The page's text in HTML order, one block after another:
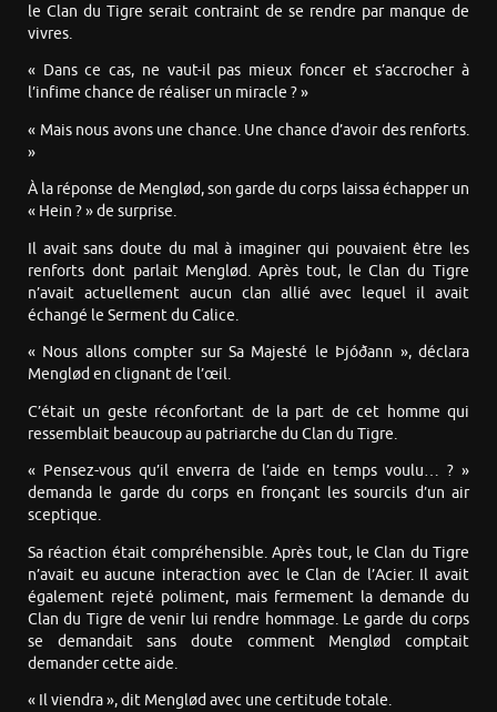
le Clan du Tigre serait contraint de se rendre par manque de
vivres.
« Dans ce cas, ne vaut-il pas mieux foncer et s’accrocher à
l’infime chance de réaliser un miracle ? »
« Mais nous avons une chance. Une chance d’avoir des renforts.
»
À la réponse de Menglød, son garde du corps laissa échapper un
« Hein ? » de surprise.
Il avait sans doute du mal à imaginer qui pouvaient être les
renforts dont parlait Menglød. Après tout, le Clan du Tigre
n’avait actuellement aucun clan allié avec lequel il avait
échangé le Serment du Calice.
« Nous allons compter sur Sa Majesté le Þjóðann », déclara
Menglød en clignant de l’œil.
C’était un geste réconfortant de la part de cet homme qui
ressemblait beaucoup au patriarche du Clan du Tigre.
« Pensez-vous qu’il enverra de l’aide en temps voulu… ? »
demanda le garde du corps en fronçant les sourcils d’un air
sceptique.
Sa réaction était compréhensible. Après tout, le Clan du Tigre
n’avait eu aucune interaction avec le Clan de l’Acier. Il avait
également rejeté poliment, mais fermement la demande du
Clan du Tigre de venir lui rendre hommage. Le garde du corps
se demandait sans doute comment Menglød comptait
demander cette aide.
« Il viendra », dit Menglød avec une certitude totale.